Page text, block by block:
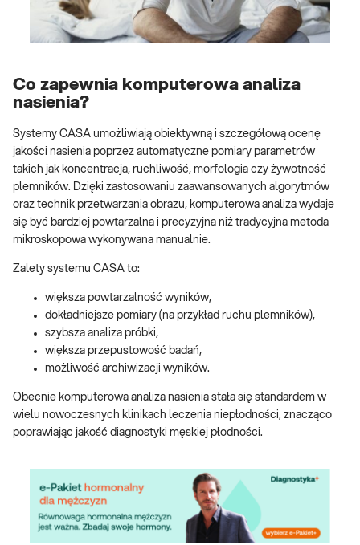
Co zapewnia komputerowa analiza
nasienia?
Systemy CASA umożliwiają obiektywną i szczegółową ocenę
jakości nasienia poprzez automatyczne pomiary parametrów
takich jak koncentracja, ruchliwość, morfologia czy żywotność
plemników. Dzięki zastosowaniu zaawansowanych algorytmów
oraz technik przetwarzania obrazu, komputerowa analiza wydaje
się być bardziej powtarzalna i precyzyjna niż tradycyjna metoda
mikroskopowa wykonywana manualnie.
Zalety systemu CASA to:
większa powtarzalność wyników,
dokładniejsze pomiary (na przykład ruchu plemników),
szybsza analiza próbki,
większa przepustowość badań,
możliwość archiwizacji wyników.
Obecnie komputerowa analiza nasienia stała się standardem w
wielu nowoczesnych klinikach leczenia niepłodności, znacząco
poprawiając jakość diagnostyki męskiej płodności.